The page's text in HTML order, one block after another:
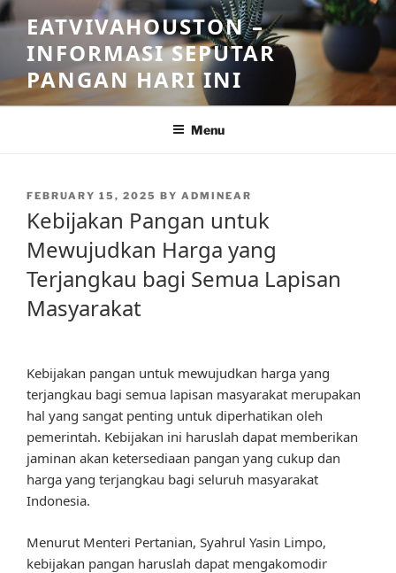
Skip
to
content
EATVIVAHOUSTON –
INFORMASI SEPUTAR
PANGAN HARI INI
Menu
POSTED
FEBRUARY 15, 2025 BY ADMINEAR
Kebijakan Pangan untuk
Mewujudkan Harga yang
Terjangkau bagi Semua Lapisan
Masyarakat
Kebijakan pangan untuk mewujudkan harga yang
terjangkau bagi semua lapisan masyarakat merupakan
hal yang sangat penting untuk diperhatikan oleh
pemerintah. Kebijakan ini haruslah dapat memberikan
jaminan akan ketersediaan pangan yang cukup dan
harga yang terjangkau bagi seluruh masyarakat
Indonesia.
Menurut Menteri Pertanian, Syahrul Yasin Limpo,
kebijakan pangan haruslah dapat mengakomodir